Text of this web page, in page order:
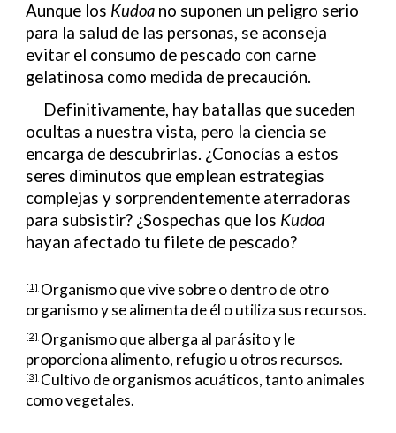
Aunque los Kudoa no suponen un peligro serio
para la salud de las personas, se aconseja
evitar el consumo de pescado con carne
gelatinosa como medida de precaución.
Definitivamente, hay batallas que suceden
ocultas a nuestra vista, pero la ciencia se
encarga de descubrirlas. ¿Conocías a estos
seres diminutos que emplean estrategias
complejas y sorprendentemente aterradoras
para subsistir? ¿Sospechas que los Kudoa
hayan afectado tu filete de pescado?
[1]Organismo que vive sobre o dentro de otro
organismo y se alimenta de él o utiliza sus recursos.
[2]Organismo que alberga al parásito y le
proporciona alimento, refugio u otros recursos.
[3]Cultivo de organismos acuáticos, tanto animales
como vegetales.